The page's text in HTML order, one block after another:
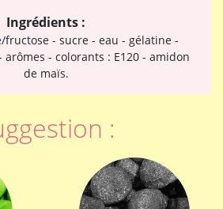
Ingrédients :
fructose - sucre - eau - gélatine -
arômes - colorants : E120 - amidon
de maïs.
: